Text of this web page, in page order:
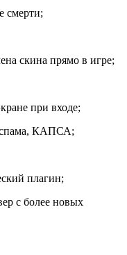
смерти;
скина прямо в игре;
при входе;
спама, КАПСА;
плагин;
с более новых